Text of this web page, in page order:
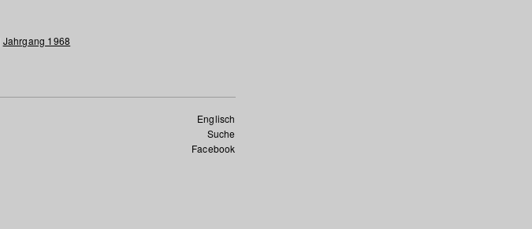
Jahrgang 1968
Englisch
Suche
Facebook